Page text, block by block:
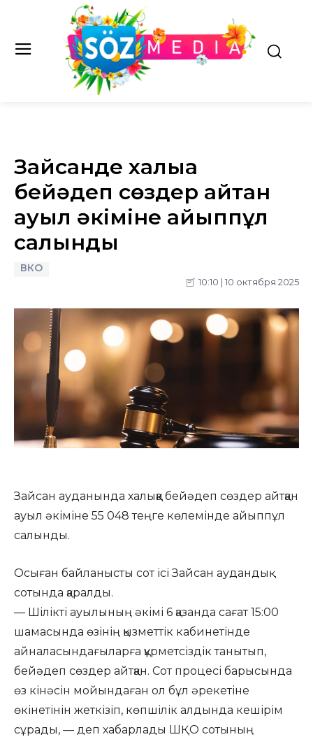
Зайсанде халыққа
бейәдеп сөздер айтқан
ауыл әкіміне айыппұл
салынды
ВКО
10:10 | 10 октября 2025
Зайсан ауданында халыққа бейәдеп сөздер айтқан
ауыл әкіміне 55 048 теңге көлемінде айыппұл
салынды.
Осыған байланысты сот ісі Зайсан аудандық
сотында қаралды.
— Шілікті ауылының әкімі 6 қазанда сағат 15:00
шамасында өзінің қызметтік кабинетінде
айналасындағыларға құрметсіздік танытып,
бейәдеп сөздер айтқан. Сот процесі барысында
өз кінәсін мойындаған ол бұл әрекетіне
өкінетінін жеткізіп, көпшілік алдында кешірім
сұрады, — деп хабарлады ШҚО сотының